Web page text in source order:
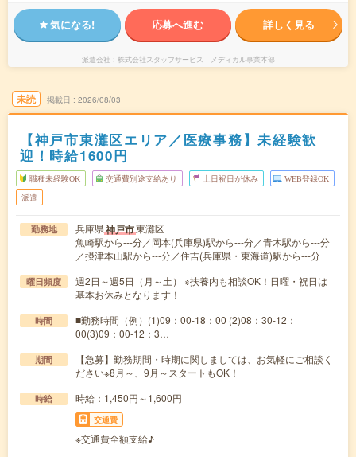
気になる! 応募へ進む 詳しく見る
派遣会社 株式会社スタッフサービス メディカル事業本部
未読 掲載日 2026/08/03
【神戸市東灘区エリア／医療事務】未経験歓
迎！時給1600円
職種未経験OK 交通費別途支給あり 土日祝日が休み WEB登録OK
派遣
勤務地 兵庫県神戸市東灘区
魚崎駅から---分／岡本(兵庫県)駅から---分／青木駅から---分
／摂津本山駅から---分／住吉(兵庫県・東海道)駅から---分
曜日頻度
週2日～週5日（月～土） ※扶養内も相談OK！日曜・祝日は
基本お休みとなります！
時間
■勤務時間（例）(1)09：00-18：00 (2)08：30-12：
00(3)09：00-12：3…
期間
【急募】勤務期間・時期に関しましては、お気軽にご相談く
ださい※8月～、9月～スタートもOK！
時給 時給：1,450円～1,600円
交通費
※交通費全額支給♪